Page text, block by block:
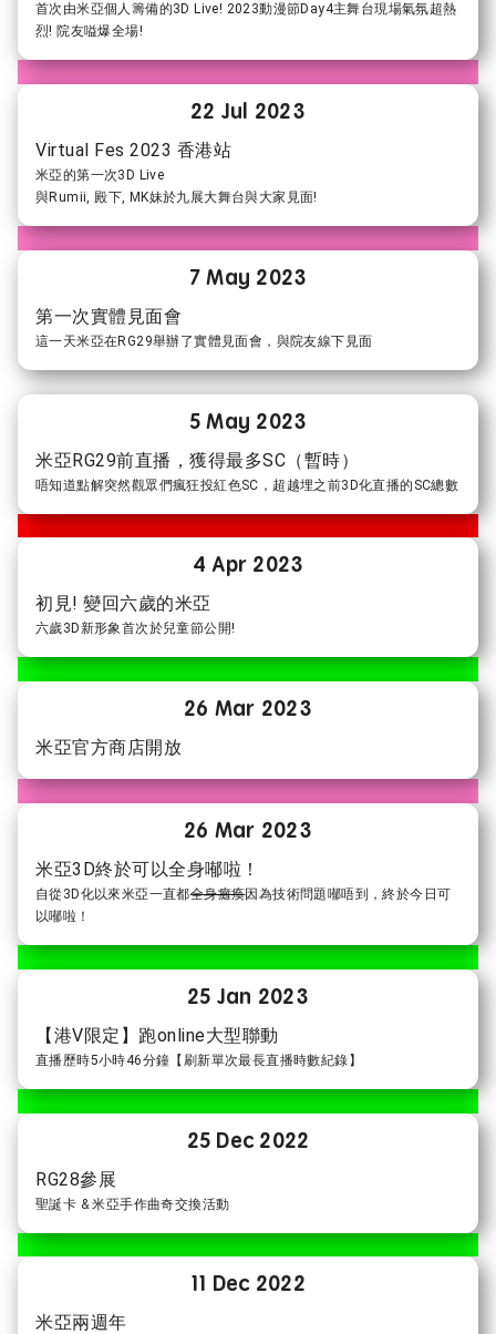
首次由米亞個人籌備的3D Live! 2023動漫節Day4主舞台現場氣氛超熱
烈! 院友嗌爆全場!
22 Jul 2023
Virtual Fes 2023 香港站
米亞的第一次3D Live
與Rumii, 殿下, MK妹於九展大舞台與大家見面!
7 May 2023
第一次實體見面會
這一天米亞在RG29舉辦了實體見面會，與院友線下見面
5 May 2023
米亞RG29前直播，獲得最多SC（暫時）
唔知道點解突然觀眾們瘋狂投紅色SC，超越埋之前3D化直播的SC總數
4 Apr 2023
初見! 變回六歲的米亞
六歲3D新形象首次於兒童節公開!
26 Mar 2023
米亞官方商店開放
26 Mar 2023
米亞3D終於可以全身喐啦！
自從3D化以來米亞一直都全身癱瘓因為技術問題喐唔到，終於今日可
以喐啦！
25 Jan 2023
【港V限定】跑online大型聯動
直播歷時5小時46分鐘【刷新單次最長直播時數紀錄】
25 Dec 2022
RG28參展
聖誕卡 & 米亞手作曲奇交換活動
11 Dec 2022
米亞兩週年